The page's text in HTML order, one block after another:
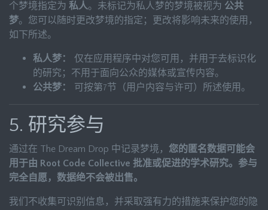
个梦境指定为 私人。未标记为私人梦的梦境被视为 公共
梦。您可以随时更改梦境的指定；更改将影响未来的使用，
如下所述。
私人梦：
仅在应用程序中对您可用，并用于去标识化
的研究；不用于面向公众的媒体或宣传内容。
公共梦：
可按第7节（用户内容与许可）所述使用。
5. 研究参与
通过在 The Dream Drop 中记录梦境， 您的匿名数据可能会
用于由 Root Code Collective 批准或促进的学术研究。参与
完全自愿，数据绝不会被出售。
我们不收集可识别信息，并采取强有力的措施来保护您的隐